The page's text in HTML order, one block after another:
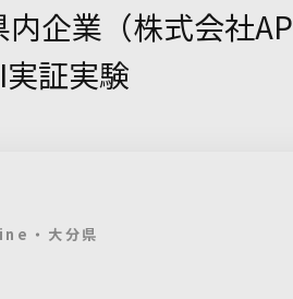
内企業（株式会社
証実験
・大分県